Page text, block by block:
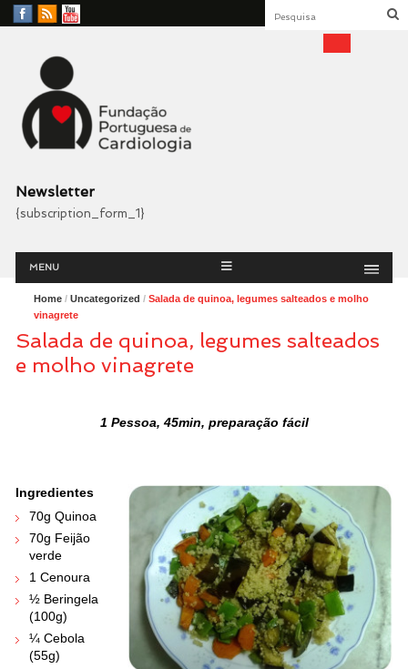
Facebook
RSS
YouTube
Fundação Portuguesa
Cardiologia
Newsletter
{subscription_form_1}
Menu
MENU
Home/ Uncategorized / Salada de quinoa, legumes salteados e molho
vinagrete
Salada de quinoa, legumes salteados
e molho vinagrete
1 Pessoa, 45min, preparação fácil
Ingredientes
70g Quinoa
70g Feijão
verde
1 Cenoura
½ Beringela
(100g)
¼ Cebola
(55g)